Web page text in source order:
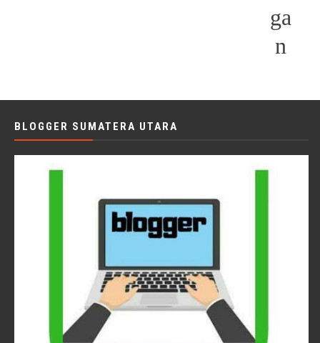
ga
n
BLOGGER SUMATERA UTARA